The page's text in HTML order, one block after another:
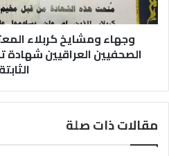
وجهاء ومشايخ كربلاء
الصحفيين العراقيين شهادة
الثابتة
مقالات ذات صلة